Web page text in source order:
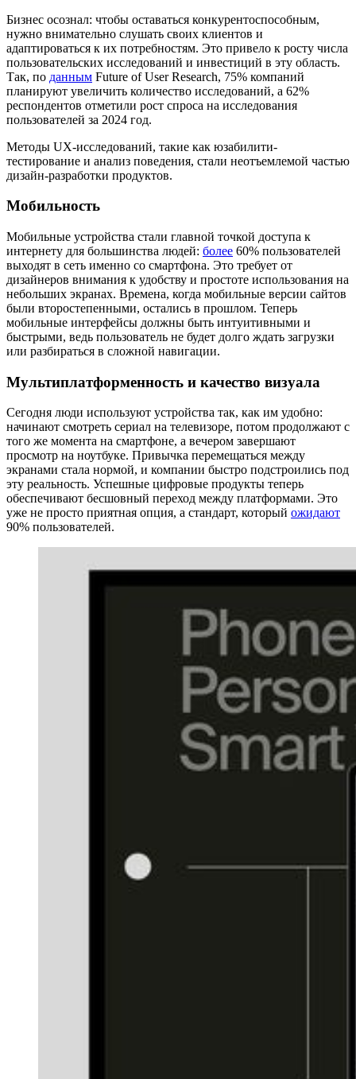
Бизнес осознал: чтобы оставаться конкурентоспособным,
нужно внимательно слушать своих клиентов и
адаптироваться к их потребностям. Это привело к росту числа
пользовательских исследований и инвестиций в эту область.
Так, по данным Future of User Research, 75% компаний
планируют увеличить количество исследований, а 62%
респондентов отметили рост спроса на исследования
пользователей за 2024 год.
Методы UX-исследований, такие как юзабилити-
тестирование и анализ поведения, стали неотъемлемой частью
дизайн-разработки продуктов.
Мобильность
Мобильные устройства стали главной точкой доступа к
интернету для большинства людей: более 60% пользователей
выходят в сеть именно со смартфона​. Это требует от
дизайнеров внимания к удобству и простоте использования на
небольших экранах. Времена, когда мобильные версии сайтов
были второстепенными, остались в прошлом. Теперь
мобильные интерфейсы должны быть интуитивными и
быстрыми, ведь пользователь не будет долго ждать загрузки
или разбираться в сложной навигации.
Мультиплатформенность и качество визуала
Сегодня люди используют устройства так, как им удобно:
начинают смотреть сериал на телевизоре, потом продолжают с
того же момента на смартфоне, а вечером завершают
просмотр на ноутбуке. Привычка перемещаться между
экранами стала нормой, и компании быстро подстроились под
эту реальность. Успешные цифровые продукты теперь
обеспечивают бесшовный переход между платформами. Это
уже не просто приятная опция, а стандарт, который ожидают
90% пользователей.